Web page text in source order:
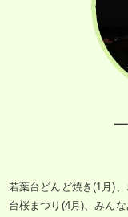
若葉台どんど焼き(1月)
台桜まつり(4月)、みん